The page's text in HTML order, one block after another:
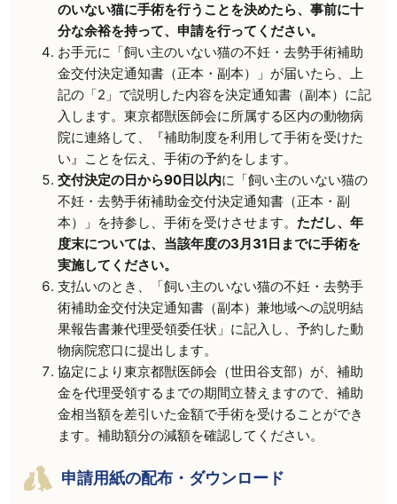
のいない猫に手術を行うことを決めたら、事前に十
分な余裕を持って、申請を行ってください。
お手元に「飼い主のいない猫の不妊・去勢手術補助
金交付決定通知書（正本・副本）」が届いたら、上
記の「2」で説明した内容を決定通知書（副本）に記
入します。東京都獣医師会に所属する区内の動物病
院に連絡して、『補助制度を利用して手術を受けた
い』ことを伝え、手術の予約をします。
交付決定の日から90日以内に「飼い主のいない猫の
不妊・去勢手術補助金交付決定通知書（正本・副
本）」を持参し、手術を受けさせます。 ただし、年
度末については、当該年度の3月31日までに手術を
実施してください。
支払いのとき、「飼い主のいない猫の不妊・去勢手
術補助金交付決定通知書（副本）兼地域への説明結
果報告書兼代理受領委任状」に記入し、予約した動
物病院窓口に提出します。
協定により東京都獣医師会（世田谷支部）が、補助
金を代理受領するまでの期間立替えますので、補助
金相当額を差引いた金額で手術を受けることができ
ます。補助額分の減額を確認してください。
申請用紙の配布・ダウンロード